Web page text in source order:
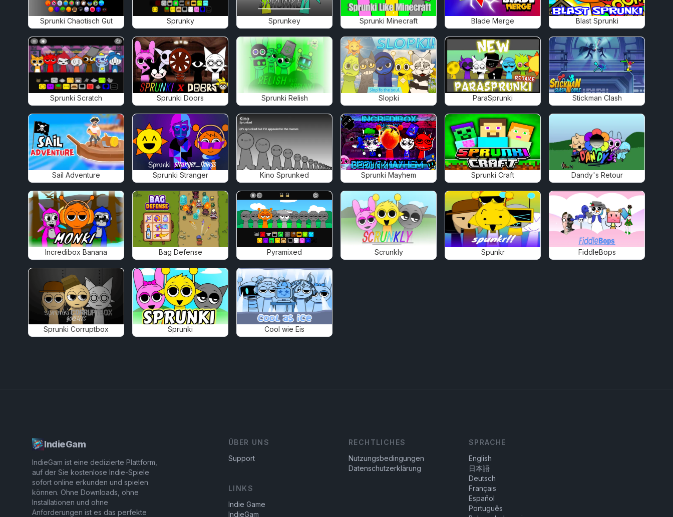
Sprunki Chaotisch Gut Sprunky Sprunkey Sprunki Minecraft Blade Merge Blast Sprunki
Sprunki Scratch Sprunki Doors Sprunki Relish Slopki ParaSprunki Stickman Clash
Sail Adventure Sprunki Stranger Kino Sprunked Sprunki Mayhem Sprunki Craft Dandy's Retour
Incredibox Banana Bag Defense Pyramixed Scrunkly Spunkr FiddleBops
Sprunki Corruptbox Sprunki Cool wie Eis
IndieGam
IndieGam ist eine dedizierte Plattform,
auf der Sie kostenlose Indie-Spiele
sofort online erkunden und spielen
können. Ohne Downloads, ohne
Installationen und ohne
Anforderungen ist es das perfekte
ÜBER UNS
Support
LINKS
Indie Game
IndieGam
RECHTLICHES
Nutzungsbedingungen
Datenschutzerklärung
SPRACHE
English
日本語
Deutsch
Français
Español
Português